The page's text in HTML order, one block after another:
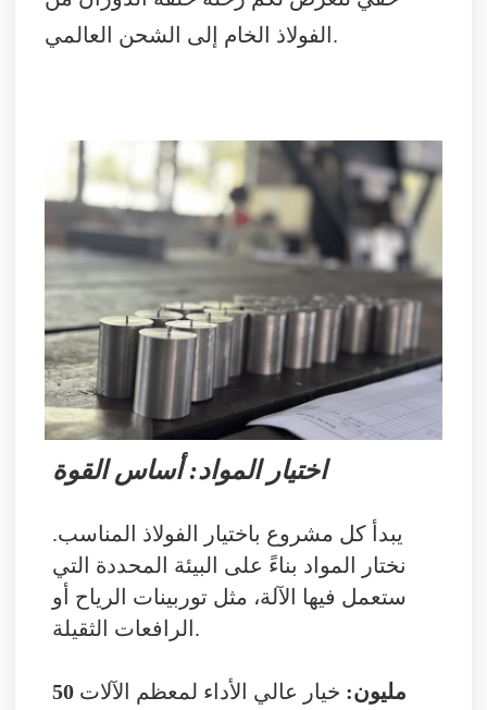
الفولاذ الخام إلى الشحن العالمي.
اختيار المواد: أساس القوة
يبدأ كل مشروع باختيار الفولاذ المناسب.
نختار المواد بناءً على البيئة المحددة التي
ستعمل فيها الآلة، مثل توربينات الرياح أو
الرافعات الثقيلة.
50 مليون: خيار عالي الأداء لمعظم الآلات